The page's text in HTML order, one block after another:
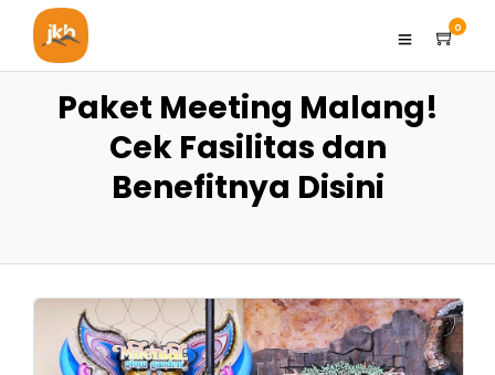
0
Paket Meeting Malang!
Cek Fasilitas dan
Benefitnya Disini